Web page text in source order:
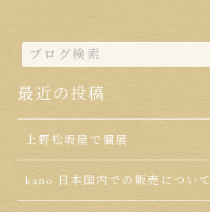
最近の投稿
上野松坂屋で個展
kano 日本国内での販売について